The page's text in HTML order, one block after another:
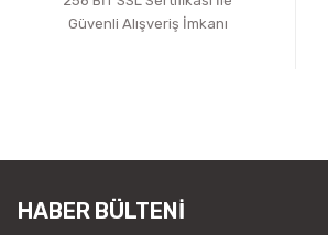
Güvenli Alışveriş İmkanı
HABER BÜLTENİ